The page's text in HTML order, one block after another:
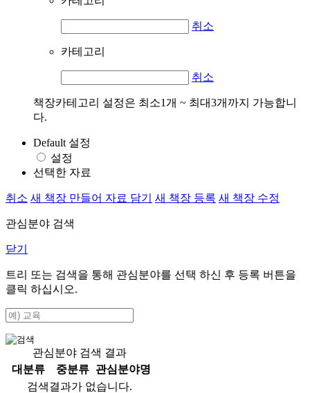
취소
카테고리
취소
책장카테고리 설정은 최소1개 ~ 최대3개까지 가능합니
다.
Default 설정
설정
선택한 자료
취소 새 책장 만들어 자료 담기 새 책장 등록 새 책장 수정
관심분야 검색
닫기
트리 또는 검색을 통해 관심분야를 선택 하신 후 등록 버튼을
클릭 하십시오.
관심분야 검색 결과
대분류
중분류
관심분야명
검색결과가 없습니다.